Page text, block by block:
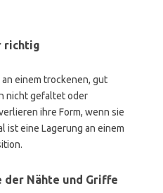
richtig
einem trockenen, gut
nicht gefaltet oder
ihre Form, wenn sie
ist eine Lagerung an einem
der Nähte und Griffe